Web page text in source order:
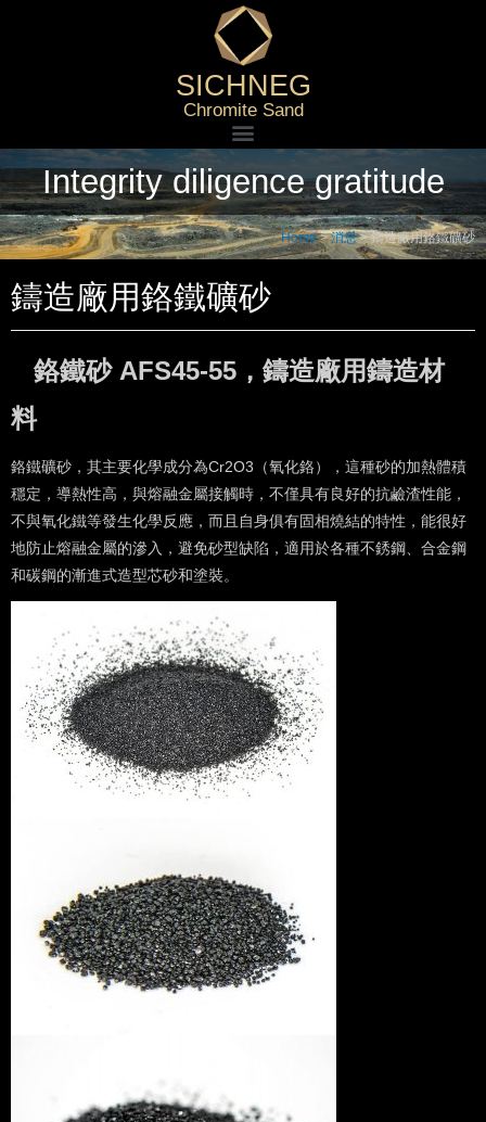
SICHNEG
Chromite Sand
Integrity diligence gratitude
Home>消息>鑄造廠用鉻鐵礦砂
鑄造廠用鉻鐵礦砂
鉻鐵砂 AFS45-55，鑄造廠用鑄造材
料
鉻鐵礦砂，其主要化學成分為Cr2O3（氧化鉻），這種砂的加熱體積
穩定，導熱性高，與熔融金屬接觸時，不僅具有良好的抗鹼渣性能，
不與氧化鐵等發生化學反應，而且自身俱有固相燒結的特性，能很好
地防止熔融金屬的滲入，避免砂型缺陷，適用於各種不銹鋼、合金鋼
和碳鋼的漸進式造型芯砂和塗裝。